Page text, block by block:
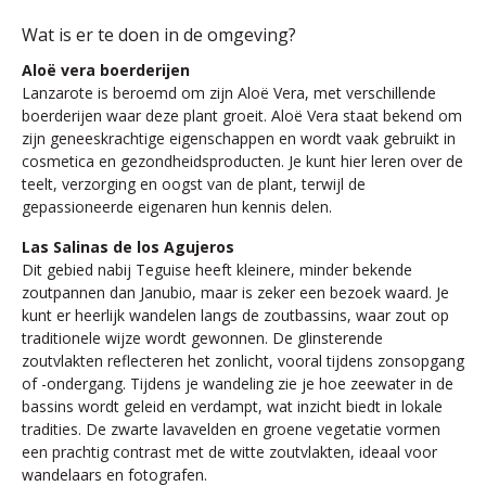
Wat is er te doen in de omgeving?
Aloë vera boerderijen
Lanzarote is beroemd om zijn Aloë Vera, met verschillende
boerderijen waar deze plant groeit. Aloë Vera staat bekend om
zijn geneeskrachtige eigenschappen en wordt vaak gebruikt in
cosmetica en gezondheidsproducten. Je kunt hier leren over de
teelt, verzorging en oogst van de plant, terwijl de
gepassioneerde eigenaren hun kennis delen.
Las Salinas de los Agujeros
Dit gebied nabij Teguise heeft kleinere, minder bekende
zoutpannen dan Janubio, maar is zeker een bezoek waard. Je
kunt er heerlijk wandelen langs de zoutbassins, waar zout op
traditionele wijze wordt gewonnen. De glinsterende
zoutvlakten reflecteren het zonlicht, vooral tijdens zonsopgang
of -ondergang. Tijdens je wandeling zie je hoe zeewater in de
bassins wordt geleid en verdampt, wat inzicht biedt in lokale
tradities. De zwarte lavavelden en groene vegetatie vormen
een prachtig contrast met de witte zoutvlakten, ideaal voor
wandelaars en fotografen.